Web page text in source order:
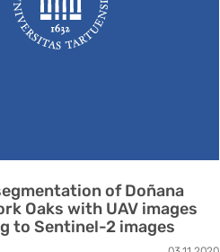
of Doñana
Oaks with UAV images
to Sentinel-2 images